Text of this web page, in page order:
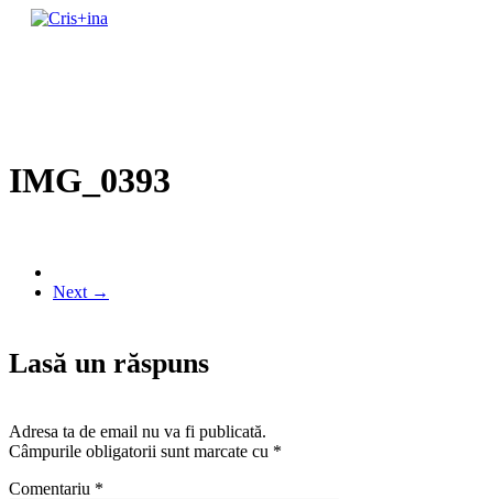
Skip
IMG_0393
Next →
Lasă un răspuns
Adresa ta de email nu va fi publicată.
Câmpurile obligatorii sunt marcate cu *
Comentariu *